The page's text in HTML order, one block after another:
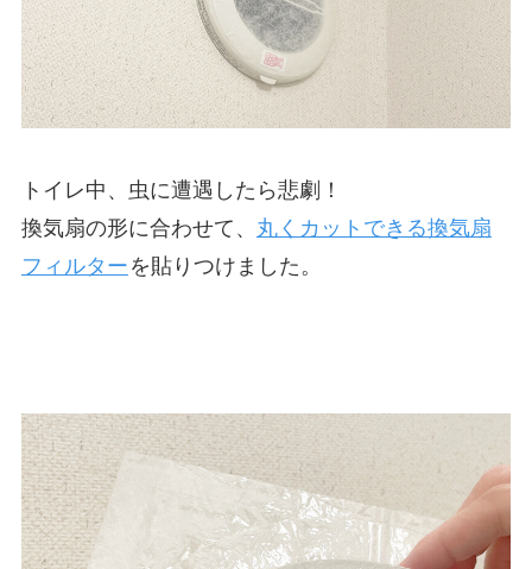
トイレ中、虫に遭遇したら悲劇！
換気扇の形に合わせて、 丸くカットできる換気扇
フィルター を貼りつけました。